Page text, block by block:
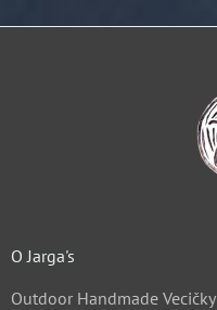
O Jarga's
Outdoor Handmade Vecičky